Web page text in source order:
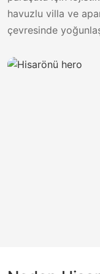
havuzlu villa ve
çevresinde